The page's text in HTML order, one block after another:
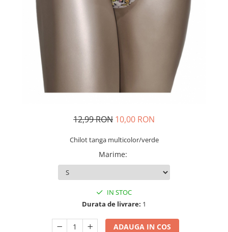
12,99 RON 10,00 RON
Chilot tanga multicolor/verde
Marime:
IN STOC
Durata de livrare: 1
ADAUGA IN COS